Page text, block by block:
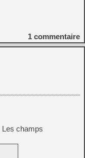
1 commentaire
Les champs